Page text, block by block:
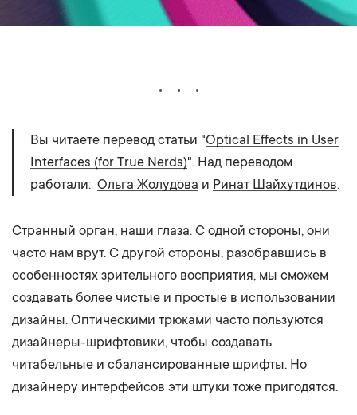
Вы читаете перевод статьи "Optical Effects in User
Interfaces (for True Nerds)". Над переводом
работали: Ольга Жолудова и Ринат Шайхутдинов.
Странный орган, наши глаза. С одной стороны, они
часто нам врут. С другой стороны, разобравшись в
особенностях зрительного восприятия, мы сможем
создавать более чистые и простые в использовании
дизайны. Оптическими трюками часто пользуются
дизайнеры-шрифтовики, чтобы создавать
читабельные и сбалансированные шрифты. Но
дизайнеру интерфейсов эти штуки тоже пригодятся.